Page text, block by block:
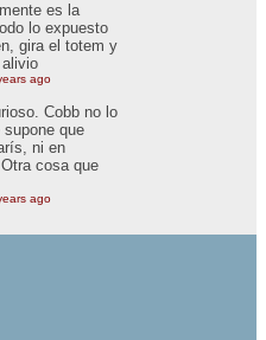
es la
lo expuesto
gira el totem y
ago
Cobb no lo
supone que
ni en
cosa que
ago